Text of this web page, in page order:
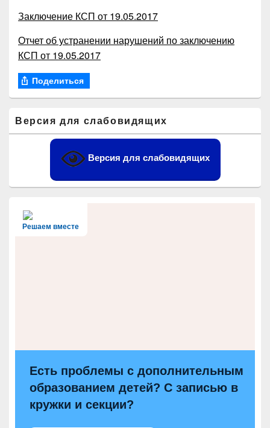
Заключение КСП от 19.05.2017
Отчет об устранении нарушений по заключению
КСП от 19.05.2017
Поделиться
основной
боковой
Версия для слабовидящих
Версия для слабовидящих
Решаем вместе
Есть проблемы с дополнительным
образованием детей? С записью в
кружки и секции?